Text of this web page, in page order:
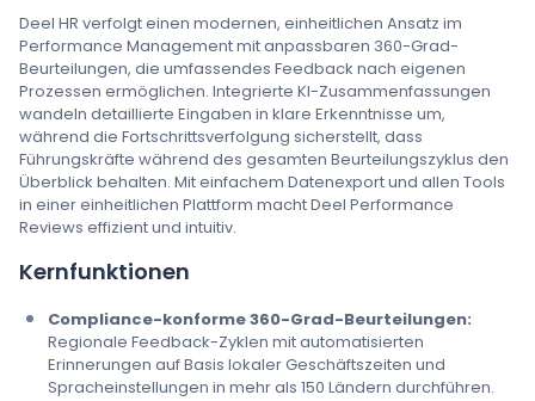
Deel HR verfolgt einen modernen, einheitlichen Ansatz im
Performance Management mit anpassbaren 360-Grad-
Beurteilungen, die umfassendes Feedback nach eigenen
Prozessen ermöglichen. Integrierte KI-Zusammenfassungen
wandeln detaillierte Eingaben in klare Erkenntnisse um,
während die Fortschrittsverfolgung sicherstellt, dass
Führungskräfte während des gesamten Beurteilungszyklus den
Überblick behalten. Mit einfachem Datenexport und allen Tools
in einer einheitlichen Plattform macht Deel Performance
Reviews effizient und intuitiv.
Kernfunktionen
Compliance-konforme 360-Grad-Beurteilungen:
Regionale Feedback-Zyklen mit automatisierten
Erinnerungen auf Basis lokaler Geschäftszeiten und
Spracheinstellungen in mehr als 150 Ländern durchführen.